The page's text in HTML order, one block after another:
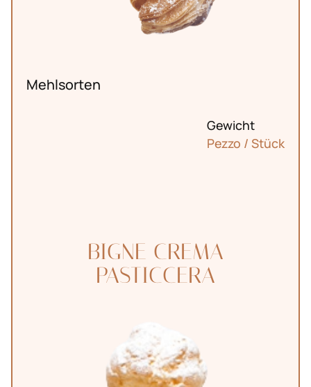
Mehlsorten
Gewicht
Pezzo / Stück
BIGNE CREMA
PASTICCERA